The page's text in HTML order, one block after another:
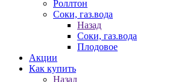
Роллтон
Соки, газ.вода
Назад
Соки, газ.вода
Плодовое
Акции
Как купить
Назад